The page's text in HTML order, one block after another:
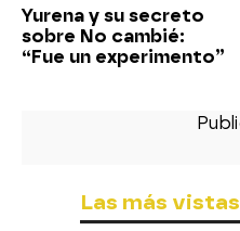
Yurena y su secreto
sobre No cambié:
“Fue un experimento”
Las más vistas